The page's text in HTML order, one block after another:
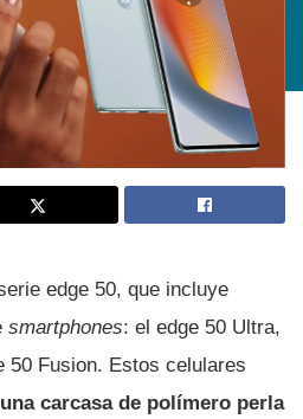
edge 50, que incluye
smartphones: el edge 50 Ultra,
50 Fusion. Estos celulares
carcasa de polímero perla